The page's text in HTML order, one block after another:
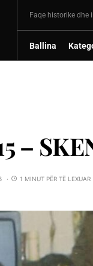
Faqe historike dhe
Ballina
–
1 MINUT PËR TË LEXUAR